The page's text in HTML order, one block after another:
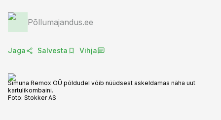
Põllumajandus.ee
Jaga Salvesta Vihja
Simuna Remox OÜ põldudel võib nüüdsest askeldamas näha uut
kartulikombaini.
Foto: Stokker AS